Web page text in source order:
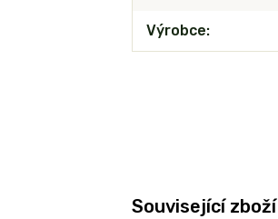
Výrobce
Související zboží